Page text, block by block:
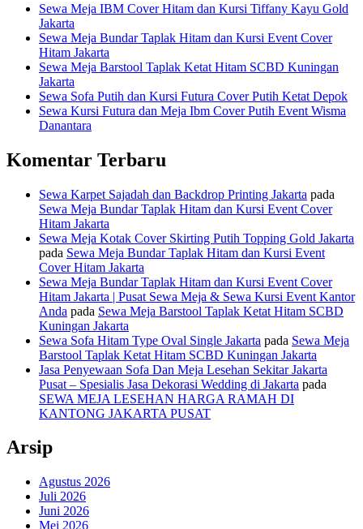
Sewa Meja IBM Cover Hitam dan Kursi Tiffany Kayu Gold
Jakarta
Sewa Meja Bundar Taplak Hitam dan Kursi Event Cover
Hitam Jakarta
Sewa Meja Barstool Taplak Ketat Hitam SCBD Kuningan
Jakarta
Sewa Sofa Putih dan Kursi Futura Cover Putih Ketat Depok
Sewa Kursi Futura dan Meja Ibm Cover Putih Event Wisma
Danantara
Komentar Terbaru
Sewa Karpet Sajadah dan Backdrop Printing Jakarta pada
Sewa Meja Bundar Taplak Hitam dan Kursi Event Cover
Hitam Jakarta
Sewa Meja Kotak Cover Skirting Putih Topping Gold Jakarta
pada Sewa Meja Bundar Taplak Hitam dan Kursi Event
Cover Hitam Jakarta
Sewa Meja Bundar Taplak Hitam dan Kursi Event Cover
Hitam Jakarta | Pusat Sewa Meja & Sewa Kursi Event Kantor
Anda pada Sewa Meja Barstool Taplak Ketat Hitam SCBD
Kuningan Jakarta
Sewa Sofa Hitam Type Oval Single Jakarta pada Sewa Meja
Barstool Taplak Ketat Hitam SCBD Kuningan Jakarta
Jasa Penyewaan Sofa Dan Meja Lesehan Sekitar Jakarta
Pusat – Spesialis Jasa Dekorasi Wedding di Jakarta pada
SEWA MEJA LESEHAN HARGA RAMAH DI
KANTONG JAKARTA PUSAT
Arsip
Agustus 2026
Juli 2026
Juni 2026
Mei 2026